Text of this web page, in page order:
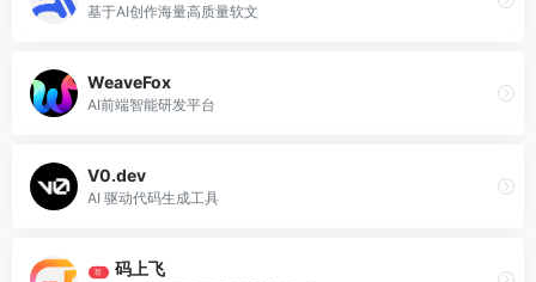
基于AI创作海量高质量软文
WeaveFox
AI前端智能研发平台
V0.dev
AI 驱动代码生成工具
荐 码上飞